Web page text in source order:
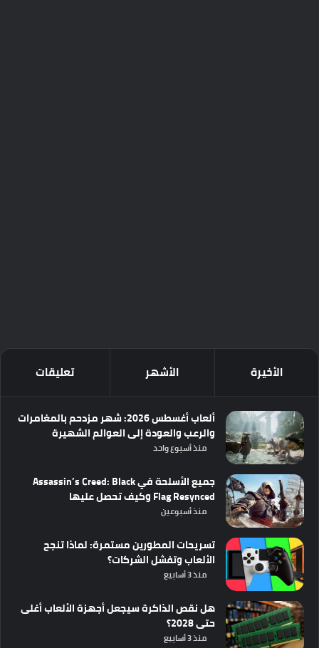
الأخيرة الأشهر تعليقات
ألعاب أغسطس 2026: شهر مزدحم بالمغامرات
والرعب والعودة إلى العوالم الشهيرة
منذ أسبوع واحد
جميع الأسلحة في Assassin’s Creed: Black
Flag Resynced وكيف تحصل عليها
منذ أسبوعين
تسريحات المطورين مستمرة: لماذا تنجح
الألعاب وتفشل الشركات؟
منذ 3 أسابيع
هل نقص الذاكرة سيجعل أجهزة الألعاب أغلى
حتى 2028؟
منذ 3 أسابيع